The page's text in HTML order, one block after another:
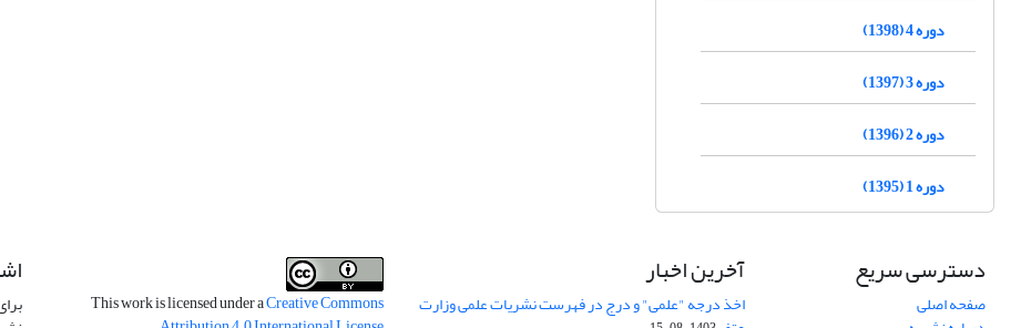
دوره 4 (1398)
دوره 3 (1397)
دوره 2 (1396)
دوره 1 (1395)
دسترسی سریع
صفحه اصلی
آخرین اخبار
اخذ درجه "علمی" و درج در فهرست نشریات علمی وزارت This work is licensed under aCreative Commons